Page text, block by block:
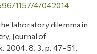
1157/4/042014
laboratory dilemma in
Journal of
2004. 8. 3. p. 47–51.